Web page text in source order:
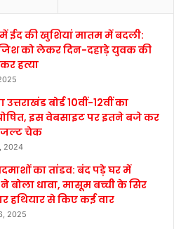
ईद की खुशियां मातम में बदली:
को लेकर दिन-दहाड़े युवक की
हत्या
बोर्ड 10वीं-12वीं का
इस वेबसाइट पर इतने बजे कर
चेक
2024
का तांडव: बंद पड़े घर में
बोला धावा, मासूम बच्ची के सिर
हथियार से किए कई वार
2025